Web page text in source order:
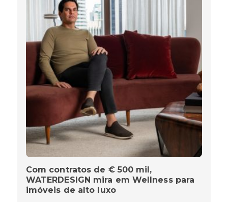
Com contratos de € 500 mil,
WATERDESIGN mira em Wellness para
imóveis de alto luxo